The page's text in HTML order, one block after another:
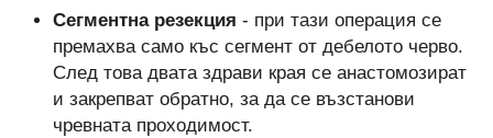
Сегментна резекция - при тази операция се
премахва само къс сегмент от дебелото черво.
След това двата здрави края се анастомозират
и закрепват обратно, за да се възстанови
чревната проходимост.